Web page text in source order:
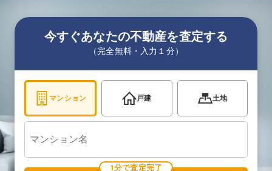
今すぐあなたの不動産を査定する
（完全無料・入力１分）
マンション 戸建 土地
1分で査定完了